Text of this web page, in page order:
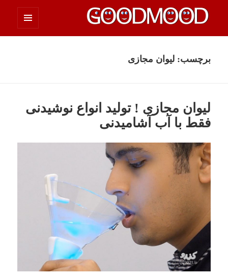
چیزای خووب مووب
برچسب:لیوان مجازی
لیوان مجازی ! تولید انواع نوشیدنی
فقط با آب آشامیدنی